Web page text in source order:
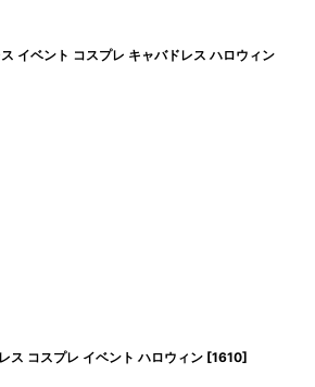
イベント コスプレ キャバドレス ハロウィン
ス コスプレ イベント ハロウィン [1610]